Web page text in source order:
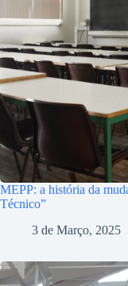
MEPP: a história da
Técnico”
3 de Março, 2025